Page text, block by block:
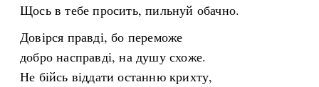
Щось в тебе просить, пильнуй обачно.
Довірся правді, бо переможе
добро насправді, на душу схоже.
Не бійсь віддати останню крихту,